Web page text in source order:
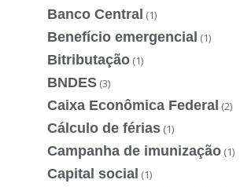
Banco Central (1)
Benefício emergencial (1)
Bitributação (1)
BNDES (3)
Caixa Econômica Federal (2)
Cálculo de férias (1)
Campanha de imunização (1)
Capital social (1)